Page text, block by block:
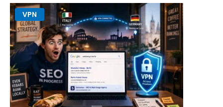
VPN